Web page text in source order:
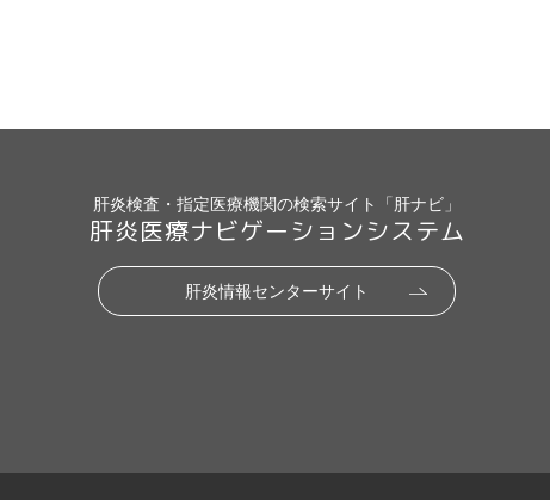
肝炎検査・指定医療機関の検索サイト「肝ナビ」
肝炎医療ナビゲーションシステム
肝炎情報センターサイト